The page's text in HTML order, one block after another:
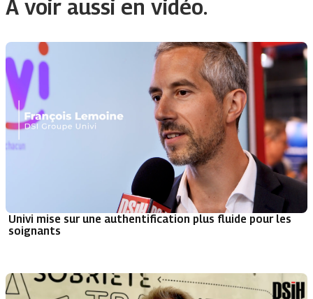
À voir aussi en vidéo.
Univi mise sur une authentification plus fluide pour les
soignants